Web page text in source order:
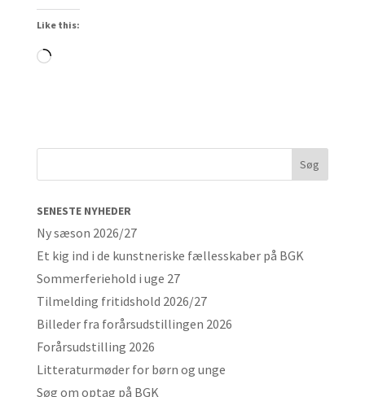
Like this:
Loading…
SENESTE NYHEDER
Ny sæson 2026/27
Et kig ind i de kunstneriske fællesskaber på BGK
Sommerferiehold i uge 27
Tilmelding fritidshold 2026/27
Billeder fra forårsudstillingen 2026
Forårsudstilling 2026
Litteraturmøder for børn og unge
Søg om optag på BGK